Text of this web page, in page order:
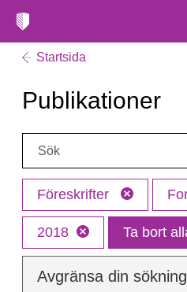
Startsida
Publikationer
Sök:
Föreskrifter
2018 Ta bort
Avgränsa din sökning